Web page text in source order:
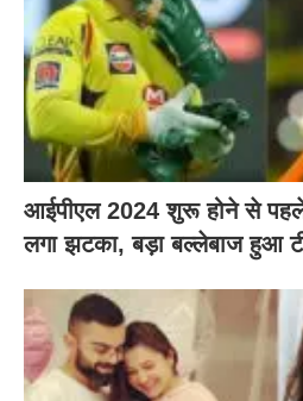
आईपीएल 2024 शुरू होने से पहले
लगा झटका, बड़ा बल्लेबाज हुआ